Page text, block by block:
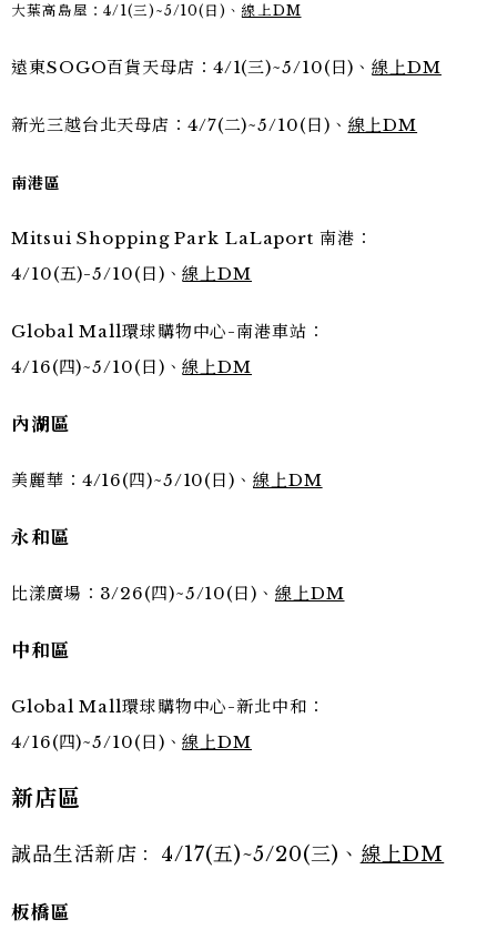
大葉高島屋：4/1(三)~5/10(日)、 線上DM
遠東SOGO百貨天母店：4/1(三)~5/10(日)、線上DM
新光三越台北天母店：4/7(二)~5/10(日)、 線上DM
南港區
Mitsui Shopping Park LaLaport 南港：
4/10(五)-5/10(日)、線上DM
Global Mall環球購物中心-南港車站：
4/16(四)~5/10(日)、線上DM
內湖區
美麗華：4/16(四)~5/10(日)、 線上DM
永和區
比漾廣場：3/26(四)~5/10(日)、 線上DM
中和區
Global Mall環球購物中心-新北中和：
4/16(四)~5/10(日)、線上DM
新店區
誠品生活新店 ： 4/17(五)~5/20(三)、 線上DM
板橋區